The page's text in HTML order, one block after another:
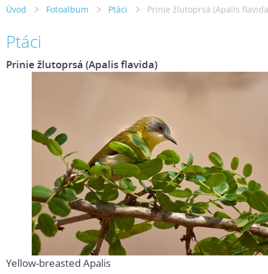
Úvod Fotoalbum Ptáci Prinie žlutoprsá (Apalis
Ptáci
Prinie žlutoprsá (Apalis flavida)
Yellow-breasted Apalis